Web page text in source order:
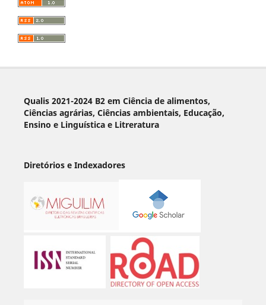
Qualis 2021-2024 B2 em Ciência de alimentos,
Ciências agrárias, Ciências ambientais, Educação,
Ensino e Linguística e Litreratura
Diretórios e Indexadores